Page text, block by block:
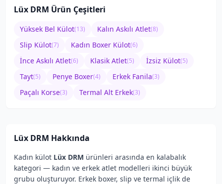
Lüx DRM Ürün Çeşitleri
Yüksek Bel Külot(13) Kalın Askılı Atlet(8)
Slip Külot(7) Kadın Boxer Külot(6)
İnce Askılı Atlet(6) Klasik Atlet(5) İzsiz Külot(5)
Tayt(5) Penye Boxer(4) Erkek Fanila(3)
Paçalı Korse(3) Termal Alt Erkek(3)
Lüx DRM Hakkında
Kadın külot Lüx DRM ürünleri arasında en kalabalık
kategori — kadın ve erkek atlet modelleri ikinci büyük
grubu oluşturuyor. Erkek boxer, slip ve termal içlik de